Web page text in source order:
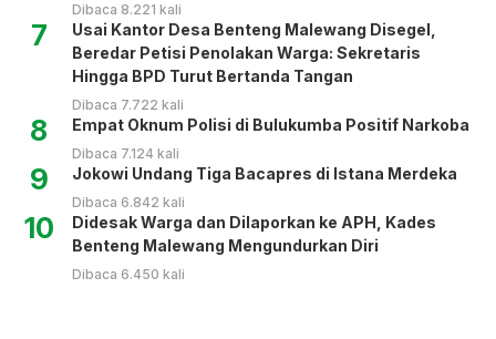
Dibaca 8.221 kali
7
Usai Kantor Desa Benteng Malewang Disegel,
Beredar Petisi Penolakan Warga: Sekretaris
Hingga BPD Turut Bertanda Tangan
Dibaca 7.722 kali
8 Empat Oknum Polisi di Bulukumba Positif Narkoba
Dibaca 7.124 kali
9 Jokowi Undang Tiga Bacapres di Istana Merdeka
Dibaca 6.842 kali
10
Didesak Warga dan Dilaporkan ke APH, Kades
Benteng Malewang Mengundurkan Diri
Dibaca 6.450 kali